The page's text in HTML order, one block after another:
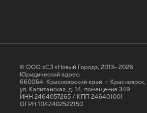
© ООО «СЗ «Новый Город», 2013- 2026
Юридический адрес:
660064, Красноярский край, г. Красноярск,
ул. Капитанская, д. 14, помещение 349
ИНН 2464057265 / КПП 246401001
ОГРН 1042402522150